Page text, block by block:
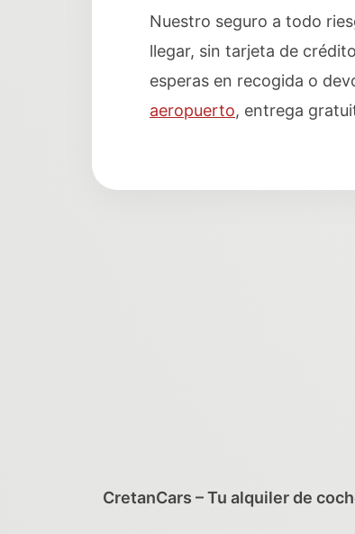
Nuestro seguro a todo
llegar, sin tarjeta de
esperas en recogida o
aeropuerto, entrega
CretanCars – Tu alquiler de